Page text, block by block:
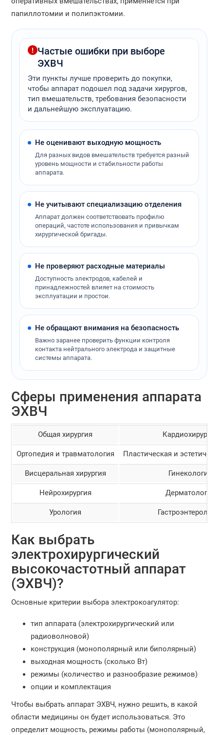
папиллотомии и полипэктомии.
Частые ошибки при выборе
ЭХВЧ
Эти пункты лучше проверить до покупки,
чтобы аппарат подошел под задачи хирургов,
тип вмешательств, требования безопасности
и дальнейшую эксплуатацию.
Не оценивают выходную мощность
Для разных видов вмешательств требуется разный
уровень мощности и стабильности работы
аппарата.
Не учитывают специализацию отделения
Аппарат должен соответствовать профилю
операций, частоте использования и привычкам
хирургической бригады.
Не проверяют расходные материалы
Доступность электродов, кабелей и
принадлежностей влияет на стоимость
эксплуатации и простои.
Не обращают внимания на безопасность
Важно заранее проверить функции контроля
контакта нейтрального электрода и защитные
системы аппарата.
Сферы применения аппарата
ЭХВЧ
Общая хирургия Кардиохирургия
Ортопедия и травматология Пластическая и
Висцеральная хирургия Гинекология
Нейрохирургия Дерматология
Урология
Как выбрать
электрохирургический
высокочастотный аппарат
(ЭХВЧ)?
Основные критерии выбора электрокоагулятор:
тип аппарата (электрохирургический или
радиоволновой)
конструкция (монополярный или биполярный)
выходная мощность (сколько Вт)
режимы (количество и разнообразие режимов)
опции и комплектация
Чтобы выбрать аппарат ЭХВЧ, нужно решить, в какой
области медицины он будет использоваться. Это
определит мощность, режимы работы (монополярный,